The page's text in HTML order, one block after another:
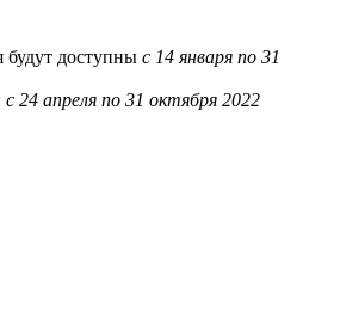
будут доступны с 14 января по 31
с 24 апреля по 31 октября 2022